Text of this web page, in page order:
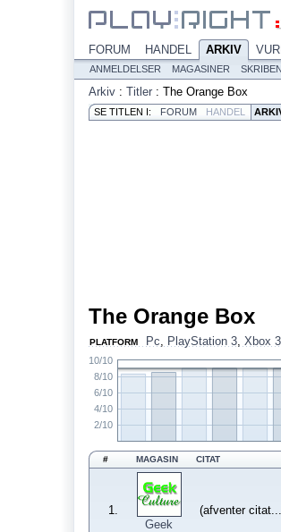
FORUM HANDEL ARKIV
ANMELDELSER MAGASINER
Arkiv : Titler : The Orange Box
SE TITLEN I: FORUM HANDEL
The Orange Box
PLATFORM Pc, PlayStation 3, Xbox
2/10
4/10
6/10
8/10
10/10
# MAGASIN CITAT
1.
Geek
(afventer